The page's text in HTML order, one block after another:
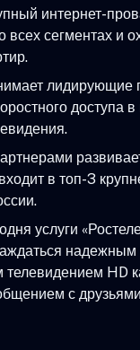
интернет-
всех сегментах и
лидирующие
доступа в
в топ-3
услуги
надежным
телевидением HD
с